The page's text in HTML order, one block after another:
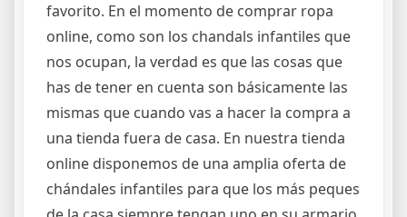
favorito. En el momento de comprar ropa
online, como son los chandals infantiles que
nos ocupan, la verdad es que las cosas que
has de tener en cuenta son básicamente las
mismas que cuando vas a hacer la compra a
una tienda fuera de casa. En nuestra tienda
online disponemos de una amplia oferta de
chándales infantiles para que los más peques